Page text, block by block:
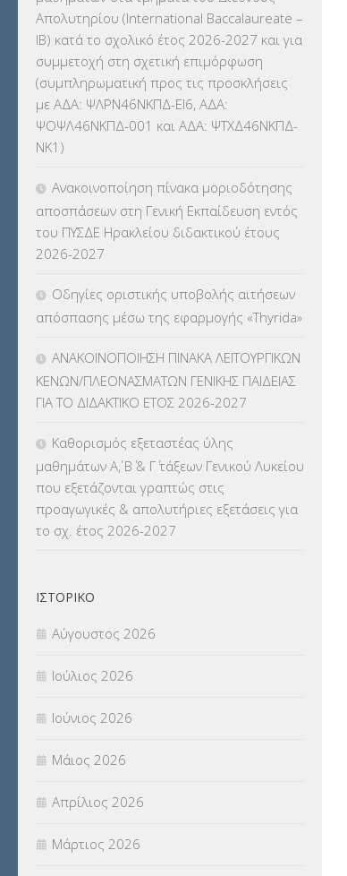
ΕΠΙΜΟΡΦΩΣΗ Τ.Π.Ε.(10)
ΕΥΡΩΠΑΪΚΑ ΠΡΟΓΡΑΜΜΑΤΑ(230)
ΚΕΣΥ(60)
ΚΕΣΥΠ(109)
ΓΛΩΣΣΟΜΑΘΕΙΑΣ(135)
ΚΠπ- ΚΡΑΤΙΚΟ ΠΙΣΤΟΠΟΙΗΤΙΚΟ
ΠΛΗΡΟΦΟΡΙΚΗΣ
ΛΟΙΠΑ(309)
ΜΕΤΑΘΕΣΕΙΣ-ΤΟΠΟΘΕΤΗΣΕΙΣ
ΒΕΛΤΙΩΣΕΙΣ(319)
ΜΕΤΑΤΑΞΕΙΣ(87)
ΜΕΤΑΦΟΡΑ ΜΑΘΗΤΩΝ(3)
ΝΟΜΟΘΕΣΙΑ(66)
Απολυτηρίου (International Baccalaureate –
IB) κατά το σχολικό έτος 2026-2027 και για
συμμετοχή στη σχετική επιμόρφωση
(συμπληρωματική προς τις προσκλήσεις
με ΑΔΑ: ΨΛΡΝ46ΝΚΠΔ-ΕΙ6, ΑΔΑ:
ΨΟΨΛ46ΝΚΠΔ-001 και ΑΔΑ: ΨΤΧΔ46ΝΚΠΔ-
ΝΚ1)
Ανακοινοποίηση πίνακα μοριοδότησης
αποσπάσεων στη Γενική Εκπαίδευση εντός
του ΠΥΣΔΕ Ηρακλείου διδακτικού έτους
2026-2027
Οδηγίες οριστικής υποβολής αιτήσεων
απόσπασης μέσω της εφαρμογής «Thyrida»
ΑΝΑΚΟΙΝΟΠΟΙΗΣΗ ΠΙΝΑΚΑ ΛΕΙΤΟΥΡΓΙΚΩΝ
ΚΕΝΩΝ/ΠΛΕΟΝΑΣΜΑΤΩΝ ΓΕΝΙΚΗΣ ΠΑΙΔΕΙΑΣ
ΓΙΑ ΤΟ ΔΙΔΑΚΤΙΚΟ ΕΤΟΣ 2026-2027
Καθορισμός εξεταστέας ύλης
μαθημάτων Α΄, Β΄ & Γ΄ τάξεων Γενικού Λυκείου
που εξετάζονται γραπτώς στις
προαγωγικές & απολυτήριες εξετάσεις για
το σχ. έτος 2026-2027
ΙΣΤΟΡΙΚΌ
Αύγουστος 2026
Ιούλιος 2026
Ιούνιος 2026
Μάιος 2026
Απρίλιος 2026
Μάρτιος 2026